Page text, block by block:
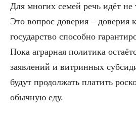
Для многих семей речь идёт не
Это вопрос доверия – доверия
государство способно
Пока аграрная политика
заявлений и витринных
будут продолжать платить
обычную еду.